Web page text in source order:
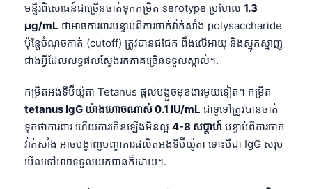
មន្ទីរពិសោធន៍ជាច្រើនចាត់ទុកកម្រិត serotype ប្រហែល 1.3
µg/mL ថាអាចការពារបន្ទាប់ពីការចាក់វ៉ាក់សាំង polysaccharide
ប៉ុន្តែចំណុចកាត់ (cutoff) ត្រូវបានជជែក ពឹងលើអាយុ និងស្មុគស្មាញ
ជាងអ្វីដែលលទ្ធផលស្វែងរកភាគច្រើនទទួលស្គាល់។.
កម្រិតអង់ទីប៊ីយ៉ូតា Tetanus ផ្តល់បង្អួចមុខងារមួយទៀត។ កម្រិត
tetanus IgG យ៉ាងហោចណាស់ 0.1 IU/mL ជាទូទៅត្រូវបានចាត់
ទុកថាការពារ ហើយការកើនឡើងមិនល្អ 4-8 សប្តាហ៍ បន្ទាប់ពីការចាក់
វ៉ាក់សាំង អាចបង្ហាញបញ្ហាការផលិតអង់ទីប៊ីយ៉ូតា ទោះបីជា IgG សរុប
មើលទៅអាចទទួលយកបានក៏ដោយ។.